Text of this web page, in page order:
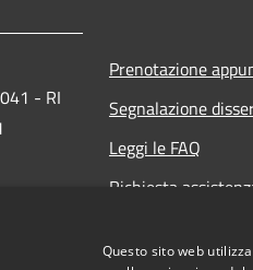
- RI
Prenotazione
Segnalazione
Leggi le FAQ
Richiesta
Questo sito web